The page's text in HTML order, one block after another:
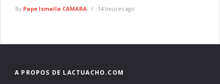
By Pape Ismaïla CAMARA 14 heures ago
A PROPOS DE LACTUACHO.COM